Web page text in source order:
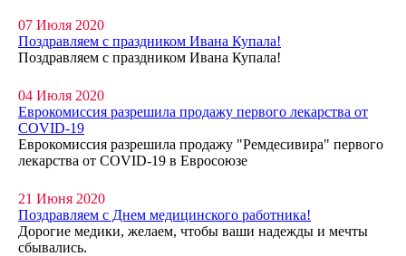
07 Июля 2020
Поздравляем с праздником Ивана Купала!
Поздравляем с праздником Ивана Купала!
04 Июля 2020
Еврокомиссия разрешила продажу первого лекарства от
COVID-19
Еврокомиссия разрешила продажу "Ремдесивира" первого
лекарства от COVID-19 в Евросоюзе
21 Июня 2020
Поздравляем с Днем медицинского работника!
Дорогие медики, желаем, чтобы ваши надежды и мечты
сбывались.